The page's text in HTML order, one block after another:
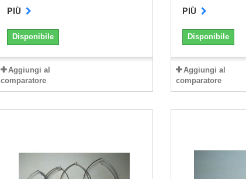
PIÙ
Disponibile
Aggiungi al
comparatore
PIÙ
Disponibile
Aggiungi al
comparatore